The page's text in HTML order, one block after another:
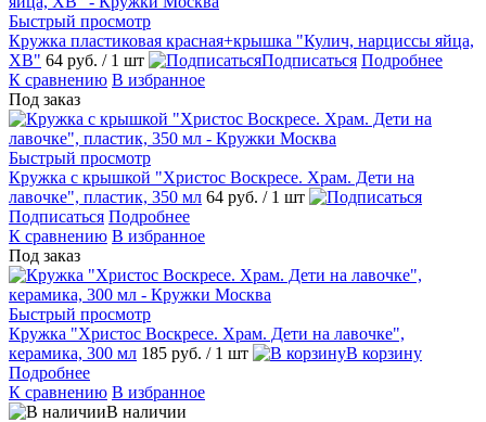
Быстрый просмотр
Кружка пластиковая красная+крышка "Кулич, нарциссы яйца,
ХВ" 64 руб. / 1 шт Подписаться Подробнее
К сравнению В избранное
Под заказ
Быстрый просмотр
Кружка с крышкой "Христос Воскресе. Храм. Дети на
лавочке", пластик, 350 мл 64 руб. / 1 шт
Подписаться Подробнее
К сравнению В избранное
Под заказ
Быстрый просмотр
Кружка "Христос Воскресе. Храм. Дети на лавочке",
керамика, 300 мл 185 руб. / 1 шт
В корзину
Подробнее
К сравнению В избранное
В наличии